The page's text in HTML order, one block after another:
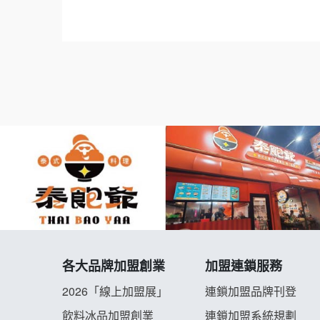
各大品牌加盟創業
2026「線上加盟展」
飲料冰品加盟創業
加盟連鎖服務
連鎖加盟品牌刊登
連鎖加盟系統規劃